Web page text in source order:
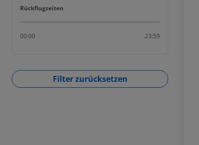
Rückflugzeiten
Rückflugzeiten
00:00 23:59
Filter zurücksetzen